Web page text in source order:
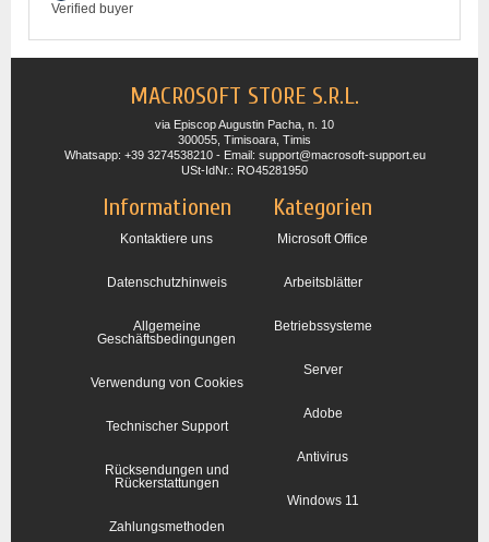
Verified buyer
MACROSOFT STORE S.R.L.
via Episcop Augustin Pacha, n. 10
300055, Timisoara, Timis
Whatsapp: +39 3274538210 - Email: support@macrosoft-support.eu
USt-IdNr.: RO45281950
Informationen
Kontaktiere uns
Datenschutzhinweis
Allgemeine
Geschäftsbedingungen
Verwendung von Cookies
Technischer Support
Rücksendungen und
Rückerstattungen
Zahlungsmethoden
Kategorien
Microsoft Office
Arbeitsblätter
Betriebssysteme
Server
Adobe
Antivirus
Windows 11